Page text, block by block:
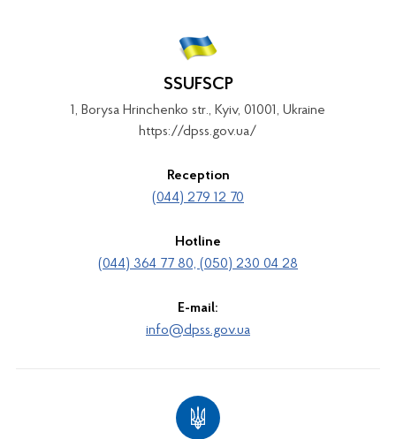
SSUFSCP
1, Borysa Hrinchenko str., Kyiv, 01001, Ukraine
https://dpss.gov.ua/
Reception
(044) 279 12 70
Hotline
(044) 364 77 80, (050) 230 04 28
E-mail:
info@dpss.gov.ua